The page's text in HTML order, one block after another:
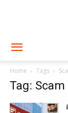
Home Tags
Tag: Scam